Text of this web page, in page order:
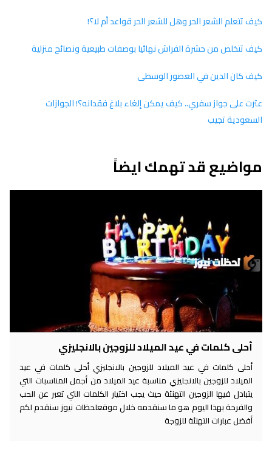
كيف تتعلم الشعر الحر وهل للشعر الحر قواعد أم لا؟!
كيف تتخلص من حشرة الفراش نهائيا بوصفات طبيعية ونصائح منزلية
كيف كان الدين في العصور الوسطى
عثرت على جواز سفري.. كيف يمكن إلغاء بلاغ فقدانه؟! الجوازات
السعودية تجيب
مواضيع قد تهمك ايضاً
أحلى كلمات في عيد الميلاد للزوجين بالانجليزي
أحلى كلمات في عيد الميلاد للزوجين بالانجليزي أحلى كلمات في عيد
الميلاد للزوجين بالانجليزي مناسبة عيد الميلاد من أجمل المناسبات التي
يتبادل فيها الزوجين التهنئة حيث يجب اختيار الكلمات التي تعبر عن الحب
والفرحة بهذا اليوم هو ما سنقدمه خلال موقعلحظات نيوز سنقدم لكم
أفضل عبارات التهنئة للزوجة